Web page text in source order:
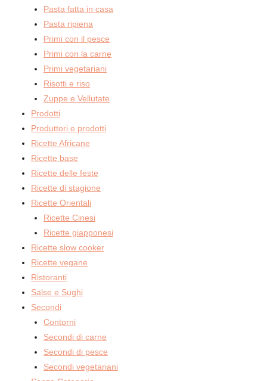
Pasta fatta in casa
Pasta ripiena
Primi con il pesce
Primi con la carne
Primi vegetariani
Risotti e riso
Zuppe e Vellutate
Prodotti
Produttori e prodotti
Ricette Africane
Ricette base
Ricette delle feste
Ricette di stagione
Ricette Orientali
Ricette Cinesi
Ricette giapponesi
Ricette slow cooker
Ricette vegane
Ristoranti
Salse e Sughi
Secondi
Contorni
Secondi di carne
Secondi di pesce
Secondi vegetariani